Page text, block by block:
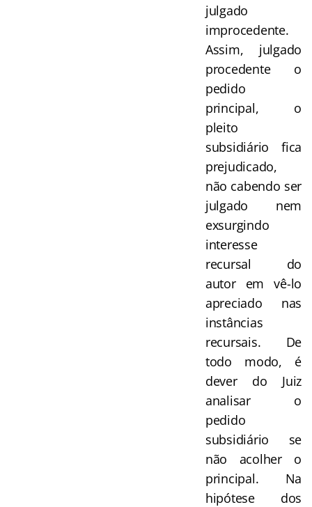
julgado
improcedente.
Assim, julgado
procedente o
pedido
principal, o
pleito
subsidiário fica
prejudicado,
não cabendo ser
julgado nem
exsurgindo
interesse
recursal do
autor em vê-lo
apreciado nas
instâncias
recursais. De
todo modo, é
dever do Juiz
analisar o
pedido
subsidiário se
não acolher o
principal. Na
hipótese dos